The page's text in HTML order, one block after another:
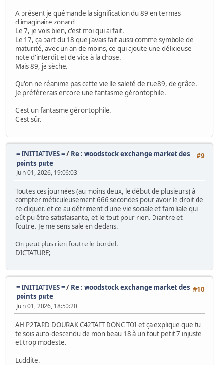
A présent je quémande la signification du 89 en termes
d'imaginaire zonard.
Le 7, je vois bien, c'est moi qui ai fait.
Le 17, ça part du 18 que j'avais fait aussi comme symbole de
maturité, avec un an de moins, ce qui ajoute une délicieuse
note d'interdit et de vice à la chose.
Mais 89, je sèche.
Qu'on ne réanime pas cette vieille saleté de rue89, de grâce.
Je préfèrerais encore une fantasme gérontophile.
C'est un fantasme gérontophile.
C'est sûr.
#9
= INITIATIVES = / Re : woodstock exchange market des
points pute
Juin 01, 2026, 19:06:03
Toutes ces journées (au moins deux, le début de plusieurs) à
compter méticuleusement 666 secondes pour avoir le droit de
re-cliquer, et ce au détriment d'une vie sociale et familiale qui
eût pu être satisfaisante, et le tout pour rien. Diantre et
foutre. Je me sens sale en dedans.
On peut plus rien foutre le bordel.
DICTATURE;
#10
= INITIATIVES = / Re : woodstock exchange market des
points pute
Juin 01, 2026, 18:50:20
AH P2TARD DOURAK C42TAIT DONC TOI et ça explique que tu
te sois auto-descendu de mon beau 18 à un tout petit 7 injuste
et trop modeste.
Luddite.